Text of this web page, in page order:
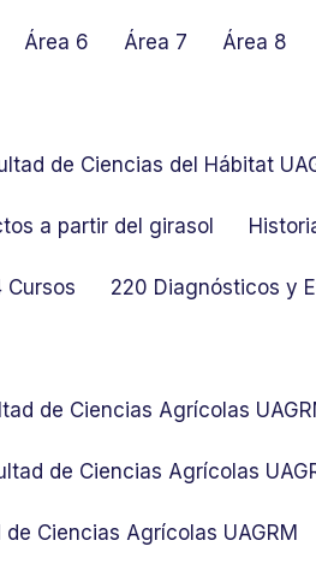
Área 6 Área 7 Área 8
de Ciencias del Hábitat
a partir del girasol
Cursos 220 Diagnósticos y
de Ciencias Agrícolas
de Ciencias Agrícolas
Ciencias Agrícolas UAGRM